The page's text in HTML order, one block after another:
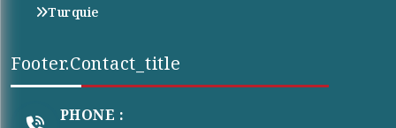
Turquie
Footer.contact_title
PHONE :